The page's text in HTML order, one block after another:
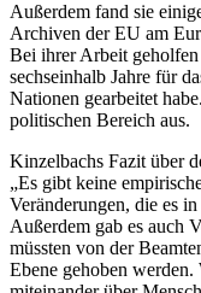
Außerdem fand sie
Archiven der EU am
Bei ihrer Arbeit
sechseinhalb Jahre für
Nationen gearbeitet
politischen Bereich aus.
Kinzelbachs Fazit über
„Es gibt keine
Veränderungen, die es
Außerdem gab es auch
müssten von der
Ebene gehoben